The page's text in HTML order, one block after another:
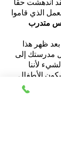
الذي قاموا
متدرب
ظهر هذا
مدرستك إلى
لأننا
الأطفال
يلعب لعبة
التي تبدأ